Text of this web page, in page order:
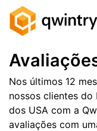
Nos últimos 12
nossos clientes do
dos USA com a
avaliações com